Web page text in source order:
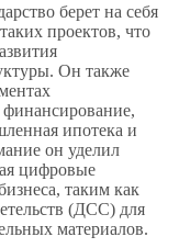
берет на себя
проектов, что
Он также
ипотека и
он уделил
цифровые
таким как
(ДСС) для
материалов.